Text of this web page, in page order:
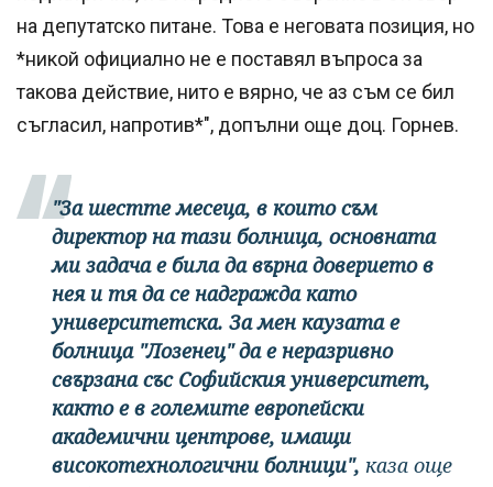
на депутатско питане. Това е неговата позиция, но
*никой официално не е поставял въпроса за
такова действие, нито е вярно, че аз съм се бил
съгласил, напротив*", допълни още доц. Горнев.
"За шестте месеца, в които съм
директор на тази болница, основната
ми задача е била да върна доверието в
нея и тя да се надгражда като
университетска. За мен каузата е
болница "Лозенец" да е неразривно
свързана със Софийския университет,
както е в големите европейски
академични центрове, имащи
високотехнологични болници", каза още